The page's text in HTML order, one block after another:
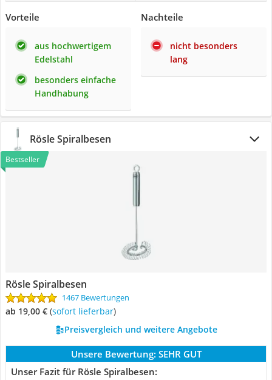
Vorteile
aus hochwertigem
Edelstahl
besonders einfache
Handhabung
Nachteile
nicht besonders
lang
Rösle Spiralbesen
Bestseller
Rösle Spiralbesen
1467 Bewertungen
ab 19,00 € ( Sofort lieferbar)
Preisvergleich und weitere Angebote
Unsere Bewertung: SEHR GUT
Unser Fazit für Rösle Spiralbesen: